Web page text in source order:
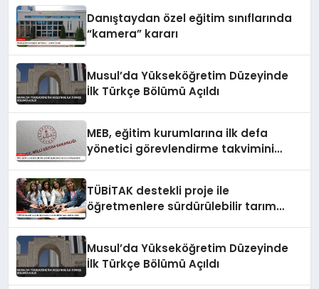
Danıştaydan özel eğitim sınıflarında
“kamera” kararı
Musul’da Yükseköğretim Düzeyinde
İlk Türkçe Bölümü Açıldı
MEB, eğitim kurumlarına ilk defa
yönetici görevlendirme takvimini
TÜBİTAK destekli proje ile
öğretmenlere sürdürülebilir tarım
Musul’da Yükseköğretim Düzeyinde
İlk Türkçe Bölümü Açıldı